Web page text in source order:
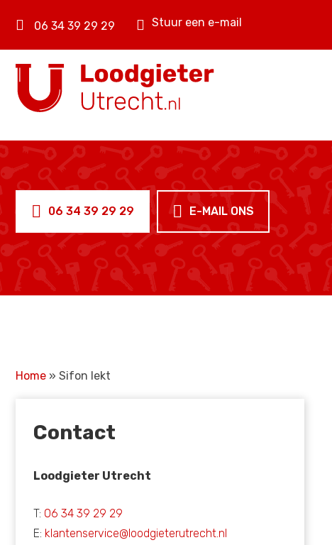
06 34 39 29 29 Stuur een e-mail
06 34 39 29 29 E-MAIL ONS
Home » Sifon lekt
Contact
Loodgieter Utrecht
T: 06 34 39 29 29
E: klantenservice@loodgieterutrecht.nl